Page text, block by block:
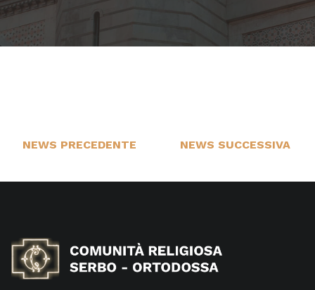
NEWS PRECEDENTE NEWS SUCCESSIVA